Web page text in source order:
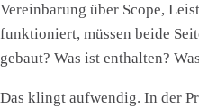
Vereinbarung über Scope,
funktioniert, müssen beide
gebaut? Was ist enthalten?
Das klingt aufwendig. In der